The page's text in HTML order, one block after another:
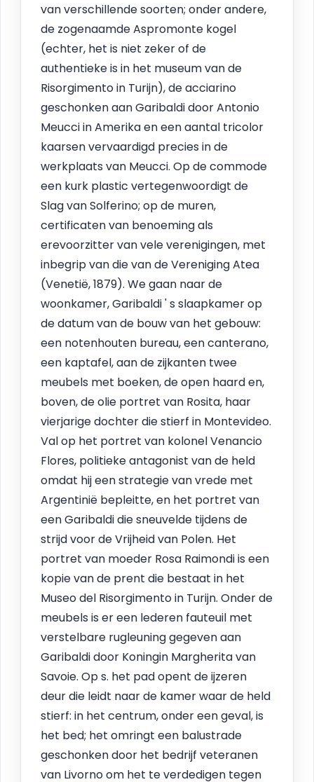
van verschillende soorten; onder andere,
de zogenaamde Aspromonte kogel
(echter, het is niet zeker of de
authentieke is in het museum van de
Risorgimento in Turijn), de acciarino
geschonken aan Garibaldi door Antonio
Meucci in Amerika en een aantal tricolor
kaarsen vervaardigd precies in de
werkplaats van Meucci. Op de commode
een kurk plastic vertegenwoordigt de
Slag van Solferino; op de muren,
certificaten van benoeming als
erevoorzitter van vele verenigingen, met
inbegrip van die van de Vereniging Atea
(Venetië, 1879). We gaan naar de
woonkamer, Garibaldi ' s slaapkamer op
de datum van de bouw van het gebouw:
een notenhouten bureau, een canterano,
een kaptafel, aan de zijkanten twee
meubels met boeken, de open haard en,
boven, de olie portret van Rosita, haar
vierjarige dochter die stierf in Montevideo.
Val op het portret van kolonel Venancio
Flores, politieke antagonist van de held
omdat hij een strategie van vrede met
Argentinië bepleitte, en het portret van
een Garibaldi die sneuvelde tijdens de
strijd voor de Vrijheid van Polen. Het
portret van moeder Rosa Raimondi is een
kopie van de prent die bestaat in het
Museo del Risorgimento in Turijn. Onder de
meubels is er een lederen fauteuil met
verstelbare rugleuning gegeven aan
Garibaldi door Koningin Margherita van
Savoie. Op s. het pad opent de ijzeren
deur die leidt naar de kamer waar de held
stierf: in het centrum, onder een geval, is
het bed; het omringt een balustrade
geschonken door het bedrijf veteranen
van Livorno om het te verdedigen tegen